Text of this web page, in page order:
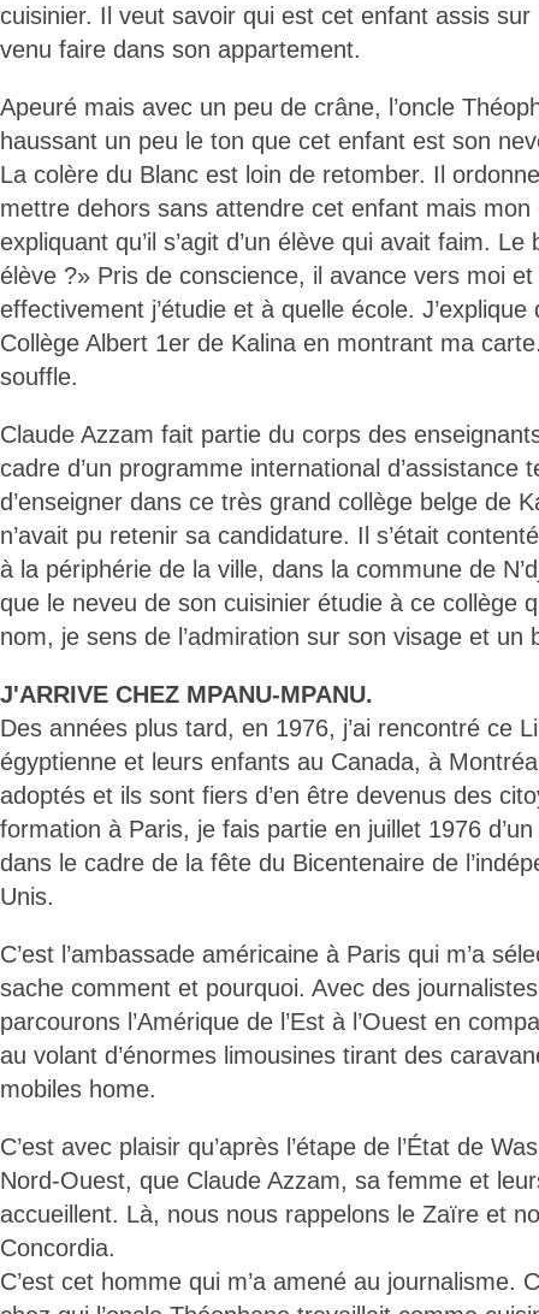
cuisinier. Il veut savoir qui est cet enfant assis sur
venu faire dans son appartement.
Apeuré mais avec un peu de crâne, l’oncle
haussant un peu le ton que cet enfant est son
La colère du Blanc est loin de retomber. Il
mettre dehors sans attendre cet enfant mais
expliquant qu’il s’agit d’un élève qui avait faim. Le
élève ?» Pris de conscience, il avance vers moi
effectivement j’étudie et à quelle école.
Collège Albert 1er de Kalina en montrant ma
souffle.
Claude Azzam fait partie du corps des
cadre d’un programme international d’assistance
d’enseigner dans ce très grand collège belge de
n’avait pu retenir sa candidature. Il s’était
à la périphérie de la ville, dans la commune de
que le neveu de son cuisinier étudie à ce collège
nom, je sens de l’admiration sur son visage et un
J'ARRIVE CHEZ MPANU-MPANU.
Des années plus tard, en 1976, j’ai rencontré ce
égyptienne et leurs enfants au Canada, à
adoptés et ils sont fiers d’en être devenus des
formation à Paris, je fais partie en juillet 1976
dans le cadre de la fête du Bicentenaire de
Unis.
C’est l’ambassade américaine à Paris qui m’a
sache comment et pourquoi. Avec des
parcourons l’Amérique de l’Est à l’Ouest en
au volant d’énormes limousines tirant des
mobiles home.
C’est avec plaisir qu’après l’étape de l’État de
Nord-Ouest, que Claude Azzam, sa femme et
accueillent. Là, nous nous rappelons le Zaïre et
Concordia.
C’est cet homme qui m’a amené au journalisme.